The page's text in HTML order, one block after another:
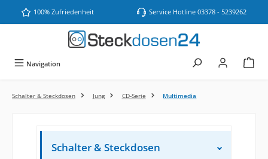
Zum Hauptinhalt springen
100% Zufriedenheit Service Hotline 03378 - 5239262
Navigation
Schalter & Steckdosen Jung CD-Serie Multimedia
Schalter & Steckdosen